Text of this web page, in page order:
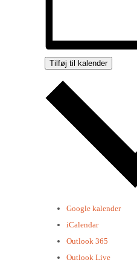
Tilføj til kalender
Google kalender
iCalendar
Outlook 365
Outlook Live